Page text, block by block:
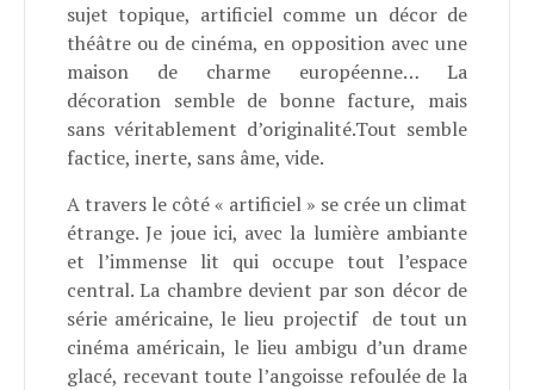
sujet topique, artificiel comme un décor de
théâtre ou de cinéma, en opposition avec une
maison de charme européenne… La
décoration semble de bonne facture, mais
sans véritablement d’originalité.Tout semble
factice, inerte, sans âme, vide.
A travers le côté « artificiel » se crée un climat
étrange. Je joue ici, avec la lumière ambiante
et l’immense lit qui occupe tout l’espace
central. La chambre devient par son décor de
série américaine, le lieu projectif
de tout un
cinéma américain, le lieu ambigu d’un drame
glacé, recevant toute l’angoisse refoulée de la